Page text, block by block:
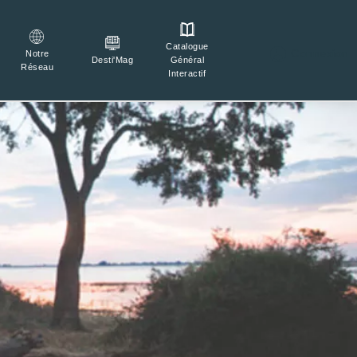
Notre
Réseau
Desti'Mag
Catalogue
Général
Interactif